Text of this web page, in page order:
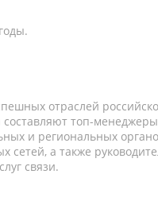
отраслей
топ-
и региональных
сетей, а также
связи.